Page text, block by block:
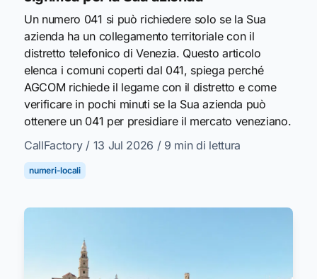
Un numero 041 si può richiedere solo se la Sua
azienda ha un collegamento territoriale con il
distretto telefonico di Venezia. Questo articolo
elenca i comuni coperti dal 041, spiega perché
AGCOM richiede il legame con il distretto e come
verificare in pochi minuti se la Sua azienda può
ottenere un 041 per presidiare il mercato veneziano.
CallFactory / 13 Jul 2026 / 9 min di lettura
numeri-locali